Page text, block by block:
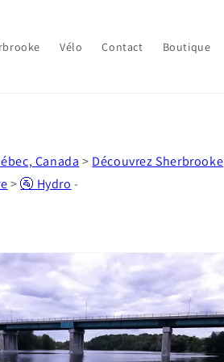
Vélo Contact Boutique
Canada > Découvrez Sherbrooke
>🚰 Hydro -